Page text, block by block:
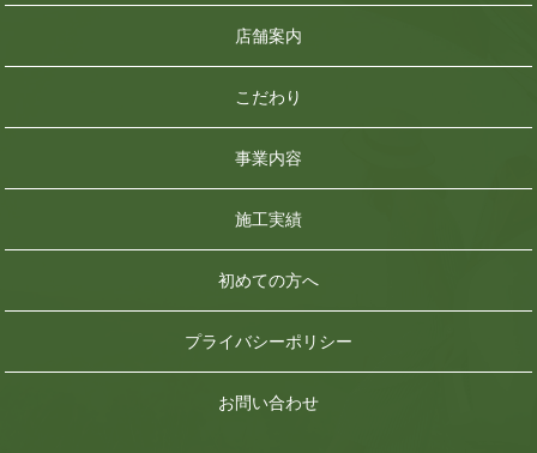
店舗案内
こだわり
事業内容
施工実績
初めての方へ
プライバシーポリシー
お問い合わせ